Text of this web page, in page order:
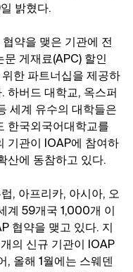
밝혔다.
협약을 맺은 기관에 전
문 게재료(APC) 할인
위한 파트너십을 제공하
하버드 대학교, 옥스퍼
세계 유수의 대학들은
한국외국어대학교를
기관이 IOAP에 참여하
산에 동참하고 있다.
, 아프리카, 아시아, 오
계 59개국 1,000개 이
협약을 맺고 있다. 지
의 신규 기관이 IOAP
, 올해 1월에는 스웨덴